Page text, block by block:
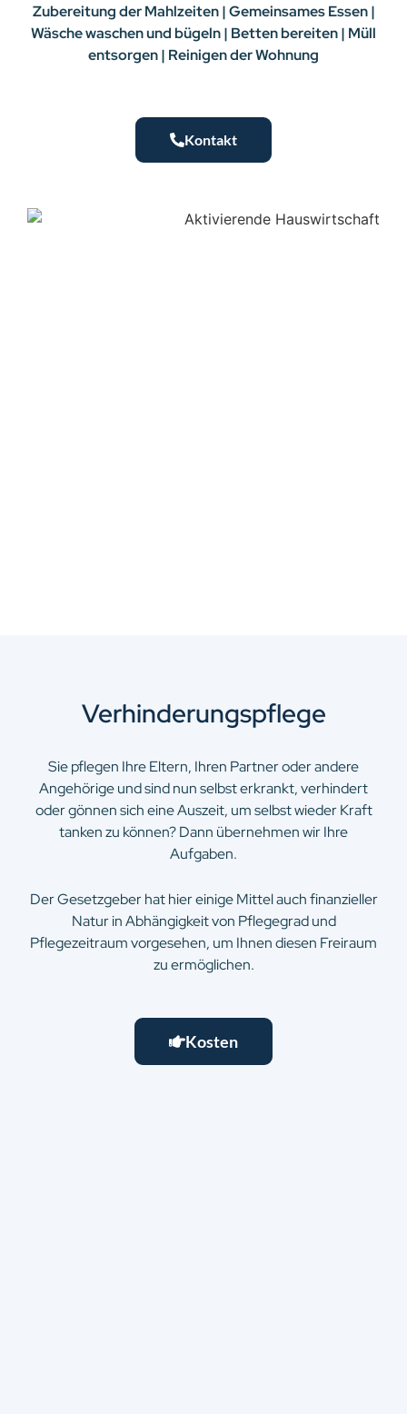
Zubereitung der Mahlzeiten | Gemeinsames Essen |
Wäsche waschen und bügeln | Betten bereiten | Müll
entsorgen | Reinigen der Wohnung
Kontakt
Verhinderungspflege
Sie pflegen Ihre Eltern, Ihren Partner oder andere
Angehörige und sind nun selbst erkrankt, verhindert
oder gönnen sich eine Auszeit, um selbst wieder Kraft
tanken zu können? Dann übernehmen wir Ihre
Aufgaben.
Der Gesetzgeber hat hier einige Mittel auch finanzieller
Natur in Abhängigkeit von Pflegegrad und
Pflegezeitraum vorgesehen, um Ihnen diesen Freiraum
zu ermöglichen.
Kosten